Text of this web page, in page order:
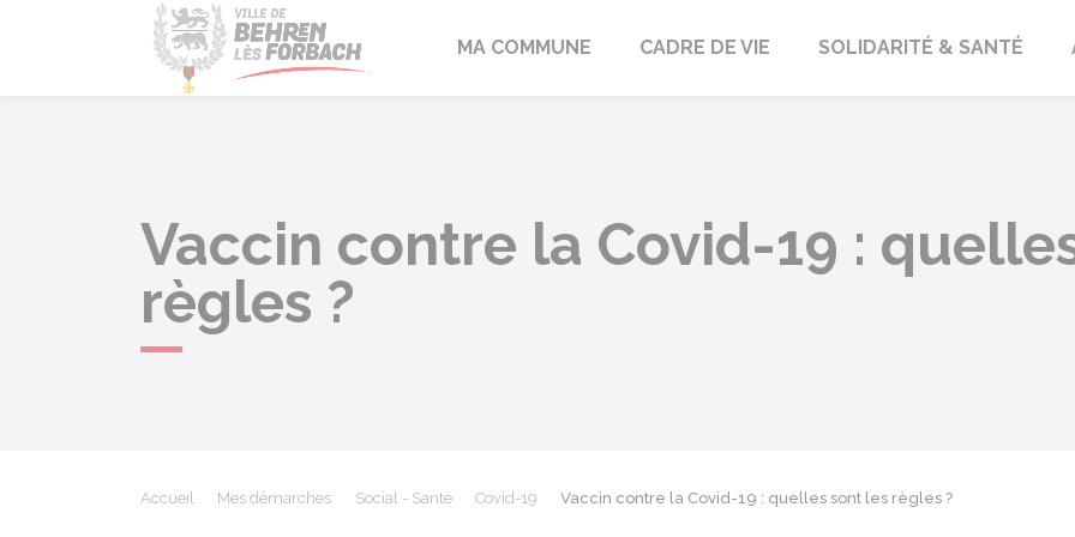
Behren-lès-Forbach
MA COMMUNE CADRE DE VIE SOLIDARITÉ & SANTÉ
Vaccin contre la Covid-19 :
règles ?
Accueil Mes démarches Social - Santé Covid-19 Vaccin contre la Covid-19 : quelles sont les règles ?